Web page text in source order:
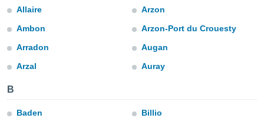
forma
basada
Allaire
Ambon
Arradon
Arzal
Arzon
Arzon-Port du Crouesty
Augan
Auray
B
Baden
Billio